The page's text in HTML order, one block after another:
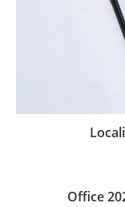
Office